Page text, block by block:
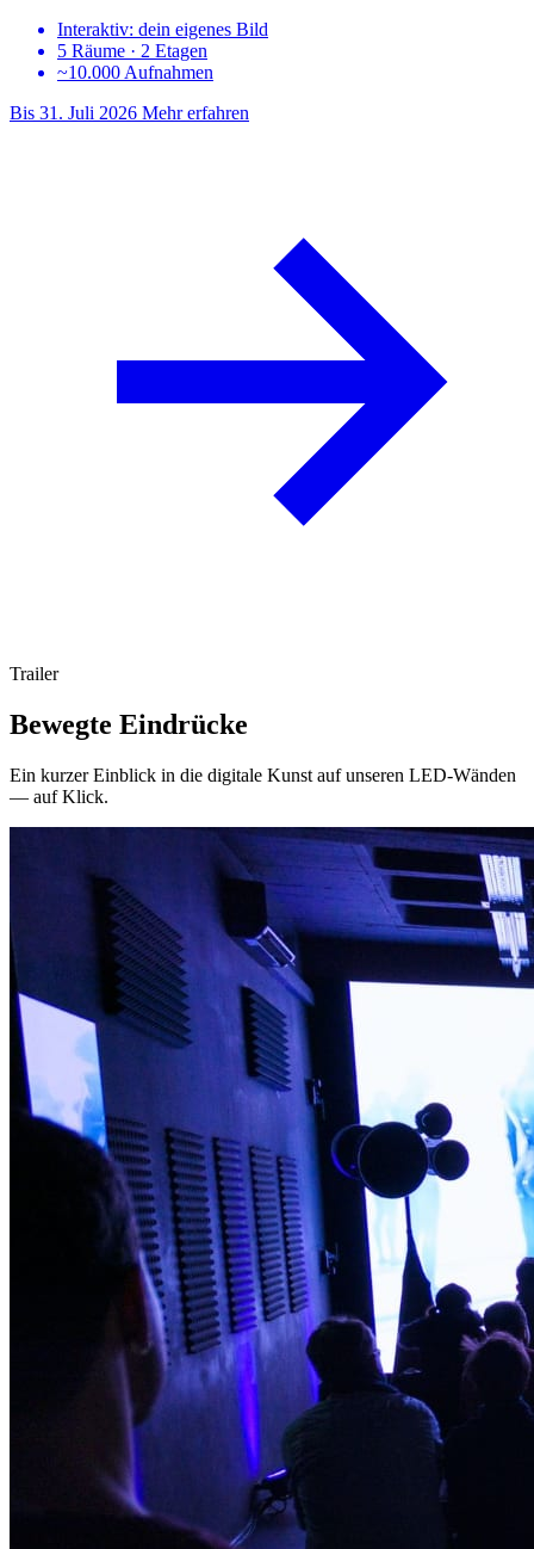
Interaktiv: dein eigenes Bild
5 Räume · 2 Etagen
~10.000 Aufnahmen
Bis 31. Juli 2026 Mehr erfahren
Trailer
Bewegte Eindrücke
Ein kurzer Einblick in die digitale Kunst auf unseren LED-Wänden
— auf Klick.